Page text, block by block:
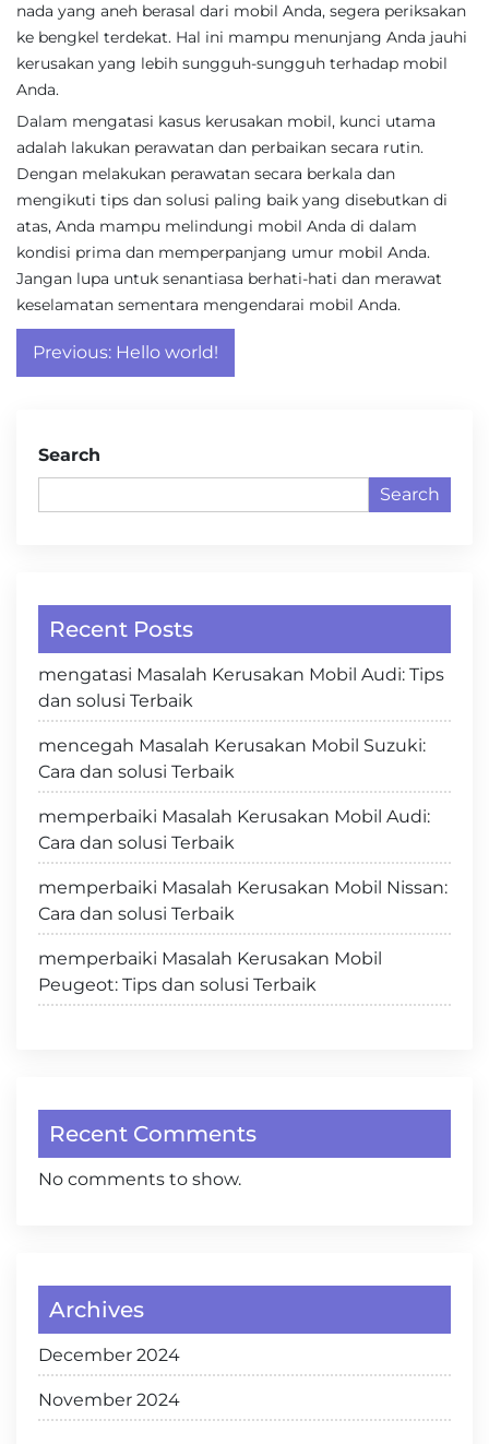
nada yang aneh berasal dari mobil Anda, segera periksakan
ke bengkel terdekat. Hal ini mampu menunjang Anda jauhi
kerusakan yang lebih sungguh-sungguh terhadap mobil
Anda.
Dalam mengatasi kasus kerusakan mobil, kunci utama
adalah lakukan perawatan dan perbaikan secara rutin.
Dengan melakukan perawatan secara berkala dan
mengikuti tips dan solusi paling baik yang disebutkan di
atas, Anda mampu melindungi mobil Anda di dalam
kondisi prima dan memperpanjang umur mobil Anda.
Jangan lupa untuk senantiasa berhati-hati dan merawat
keselamatan sementara mengendarai mobil Anda.
Post
navigation
Previous: Hello world!
Search
Search
Recent Posts
mengatasi Masalah Kerusakan Mobil Audi: Tips
dan solusi Terbaik
mencegah Masalah Kerusakan Mobil Suzuki:
Cara dan solusi Terbaik
memperbaiki Masalah Kerusakan Mobil Audi:
Cara dan solusi Terbaik
memperbaiki Masalah Kerusakan Mobil Nissan:
Cara dan solusi Terbaik
memperbaiki Masalah Kerusakan Mobil
Peugeot: Tips dan solusi Terbaik
Recent Comments
No comments to show.
Archives
December 2024
November 2024